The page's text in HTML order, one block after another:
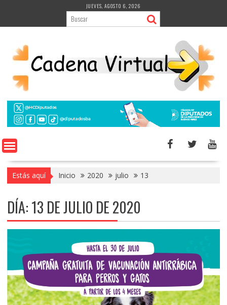
contenido
JUEVES, AGOSTO 6, 2026
Estás aquí Inicio 2020 julio 13
DÍA:13 DE JULIO DE 2020